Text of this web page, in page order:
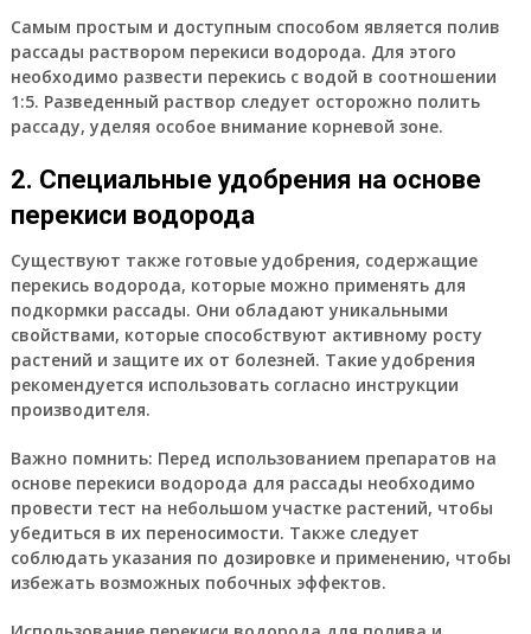
Самым простым и доступным способом является полив
рассады раствором перекиси водорода. Для этого
необходимо развести перекись с водой в соотношении
1:5. Разведенный раствор следует осторожно полить
рассаду, уделяя особое внимание корневой зоне.
2. Специальные удобрения на основе
перекиси водорода
Существуют также готовые удобрения, содержащие
перекись водорода, которые можно применять для
подкормки рассады. Они обладают уникальными
свойствами, которые способствуют активному росту
растений и защите их от болезней. Такие удобрения
рекомендуется использовать согласно инструкции
производителя.
Важно помнить: Перед использованием препаратов на
основе перекиси водорода для рассады необходимо
провести тест на небольшом участке растений, чтобы
убедиться в их переносимости. Также следует
соблюдать указания по дозировке и применению, чтобы
избежать возможных побочных эффектов.